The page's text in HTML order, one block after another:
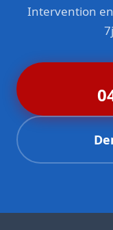
Intervention